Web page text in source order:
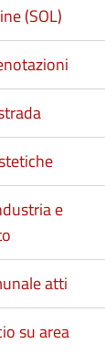
(SOL)
e
atti
su area